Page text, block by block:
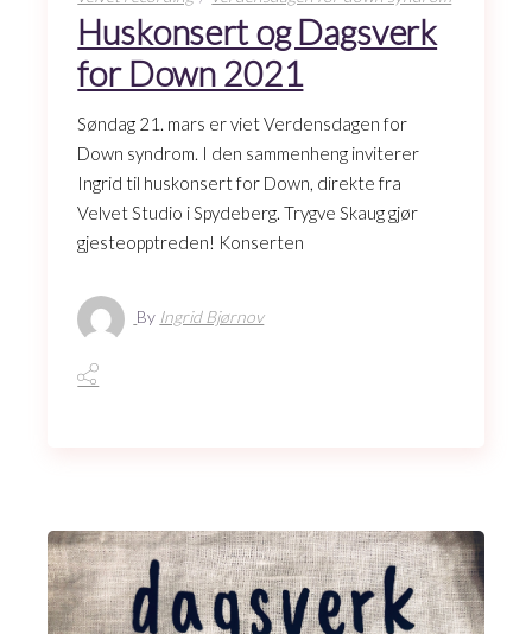
Huskonsert og Dagsverk
for Down 2021
Søndag 21. mars er viet Verdensdagen for
Down syndrom. I den sammenheng inviterer
Ingrid til huskonsert for Down, direkte fra
Velvet Studio i Spydeberg. Trygve Skaug gjør
gjesteopptreden! Konserten
By Ingrid Bjørnov